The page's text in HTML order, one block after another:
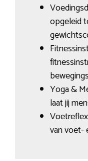
opgeleid
Yoga &
laat jij
van voet-